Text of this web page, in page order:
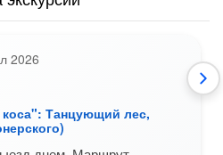
2026
Танцующий лес,